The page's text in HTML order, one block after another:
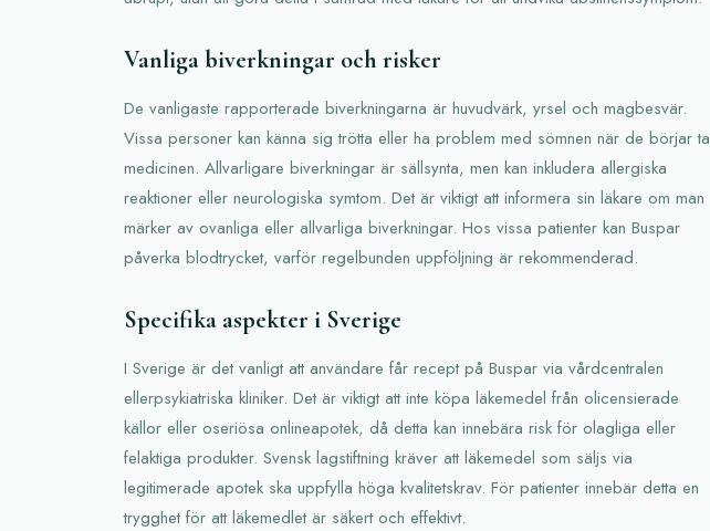
Vanliga biverkningar och risker
De vanligaste rapporterade biverkningarna är huvudvärk, yrsel och magbesvär.
Vissa personer kan känna sig trötta eller ha problem med sömnen när de börjar ta
medicinen. Allvarligare biverkningar är sällsynta, men kan inkludera allergiska
reaktioner eller neurologiska symtom. Det är viktigt att informera sin läkare om man
märker av ovanliga eller allvarliga biverkningar. Hos vissa patienter kan Buspar
påverka blodtrycket, varför regelbunden uppföljning är rekommenderad.
Specifika aspekter i Sverige
I Sverige är det vanligt att användare får recept på Buspar via vårdcentralen
ellerpsykiatriska kliniker. Det är viktigt att inte köpa läkemedel från olicensierade
källor eller oseriösa onlineapotek, då detta kan innebära risk för olagliga eller
felaktiga produkter. Svensk lagstiftning kräver att läkemedel som säljs via
legitimerade apotek ska uppfylla höga kvalitetskrav. För patienter innebär detta en
trygghet för att läkemedlet är säkert och effektivt.